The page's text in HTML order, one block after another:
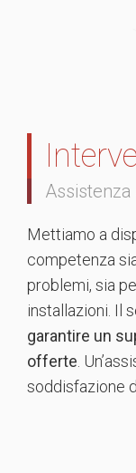
Assistenza
Mettiamo a
competenza
problemi, sia
installazioni. Il
garantire un
offerte .
soddisfazione